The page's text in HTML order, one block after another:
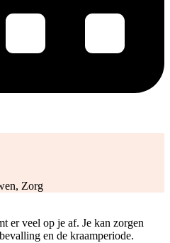
Zorg
er veel op je af. Je kan zorgen
en de kraamperiode.